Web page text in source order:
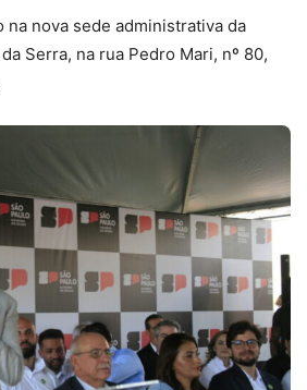
na nova sede administrativa da
Serra, na rua Pedro Mari, nº 80,